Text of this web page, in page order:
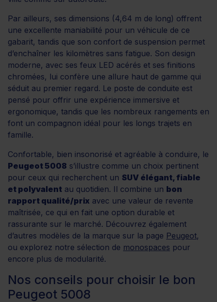
Par ailleurs, ses dimensions (4,64 m de long) offrent
une excellente maniabilité pour un véhicule de ce
gabarit, tandis que son confort de suspension permet
d’enchaîner les kilomètres sans fatigue. Son design
moderne, avec ses feux LED acérés et ses finitions
chromées, lui confère une allure haut de gamme qui
séduit au premier regard. Le poste de conduite est
pensé pour offrir une expérience immersive et
ergonomique, tandis que les nombreux rangements en
font un compagnon idéal pour les longs trajets en
famille.
Confortable, bien insonorisé et agréable à conduire, le
Peugeot 5008 s’illustre comme un choix pertinent
pour ceux qui recherchent un SUV élégant, fiable
et polyvalent au quotidien. Il combine un bon
rapport qualité/prix avec une valeur de revente
maîtrisée, ce qui en fait une option durable et
rassurante sur le marché. Découvrez également
d’autres modèles de la marque sur la page Peugeot,
ou explorez notre sélection de monospaces pour
encore plus de modularité.
Nos conseils pour choisir le bon
Peugeot 5008